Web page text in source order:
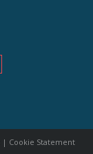
| Cookie Statement